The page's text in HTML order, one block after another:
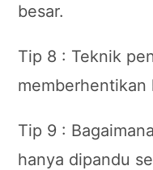
besar.
Tip 8 : Teknik
memberhentikan
Tip 9 :
hanya dipandu